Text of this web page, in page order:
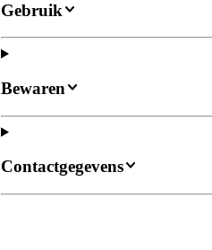
Gebruik
Bewaren
Contactgegevens